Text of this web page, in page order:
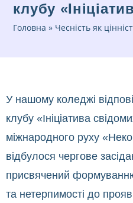
клубу
Головна » Чесність як
У нашому коледжі
клубу «Ініціатива
міжнародного руху
відбулося чергове
присвячений
та нетерпимості до